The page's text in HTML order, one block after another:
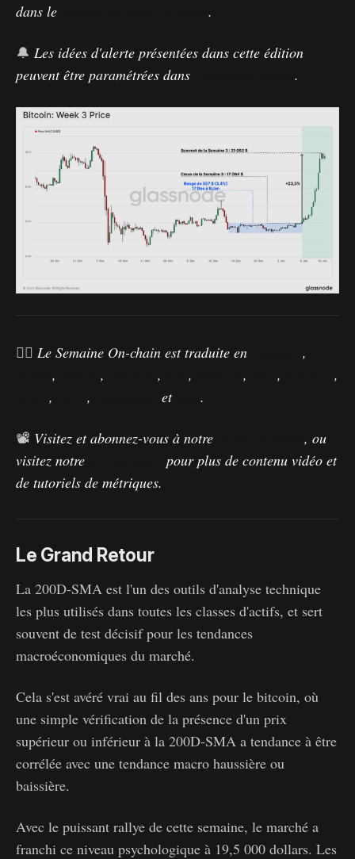
dans le
.
🔔 Les idées d'alerte présentées dans cette édition
peuvent être paramétrées dans
.
🏴‍☠️ Le Semaine On-chain est traduite en
,
, , , , , ,
,
, , et .
📽️ Visitez et abonnez-vous à notre
, ou
visitez notre
pour plus de contenu vidéo et
de tutoriels de métriques.
Le Grand Retour
La 200D-SMA est l'un des outils d'analyse technique
les plus utilisés dans toutes les classes d'actifs, et sert
souvent de test décisif pour les tendances
macroéconomiques du marché.
Cela s'est avéré vrai au fil des ans pour le bitcoin, où
une simple vérification de la présence d'un prix
supérieur ou inférieur à la 200D-SMA a tendance à être
corrélée avec une tendance macro haussière ou
baissière.
Avec le puissant rallye de cette semaine, le marché a
franchi ce niveau psychologique à 19,5 000 dollars. Les